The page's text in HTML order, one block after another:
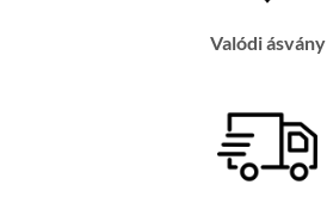
Valódi ásvány